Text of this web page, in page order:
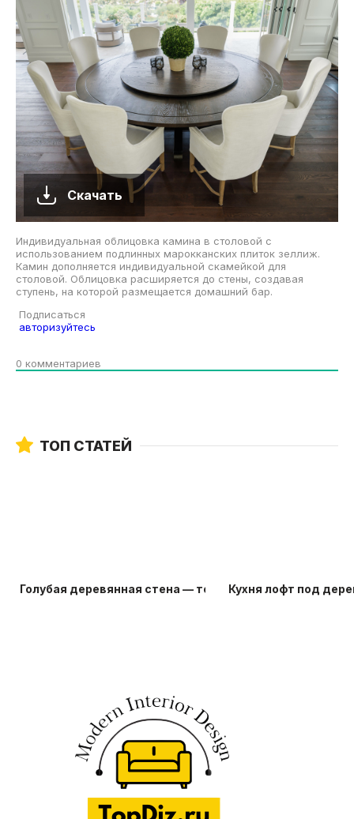
Скачать
Индивидуальная облицовка камина в столовой с
использованием подлинных марокканских плиток зеллиж.
Камин дополняется индивидуальной скамейкой для
столовой. Облицовка расширяется до стены, создавая
ступень, на которой размещается домашний бар.
Подписаться
авторизуйтесь
0 комментариев
ТОП СТАТЕЙ
Голубая деревянная стена — топ-20 идейКухня лофт под